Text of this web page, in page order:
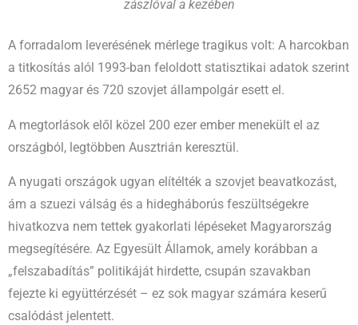
zászlóval a kezében
A forradalom leverésének mérlege tragikus volt: A harcokban
a titkosítás alól 1993-ban feloldott statisztikai adatok szerint
2652 magyar és 720 szovjet állampolgár esett el.
A megtorlások elől közel 200 ezer ember menekült el az
országból, legtöbben Ausztrián keresztül.
A nyugati országok ugyan elítélték a szovjet beavatkozást,
ám a szuezi válság és a hidegháborús feszültségekre
hivatkozva nem tettek gyakorlati lépéseket Magyarország
megsegítésére. Az Egyesült Államok, amely korábban a
„felszabadítás” politikáját hirdette, csupán szavakban
fejezte ki együttérzését – ez sok magyar számára keserű
csalódást jelentett.